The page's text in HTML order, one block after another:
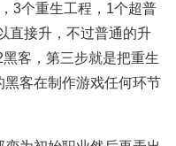
3个重生工程，1个超普
直接升，不过普通的升
客，第三步就是把重生
客在制作游戏任何环节